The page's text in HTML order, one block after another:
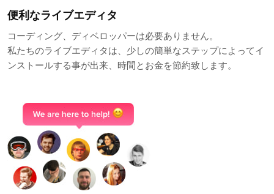
便利なライブエディタ
コーディング、ディベロッパーは必要ありません。
私たちのライブエディタは、少しの簡単なステップによってイ
ンストールする事が出来、時間とお金を節約致します。